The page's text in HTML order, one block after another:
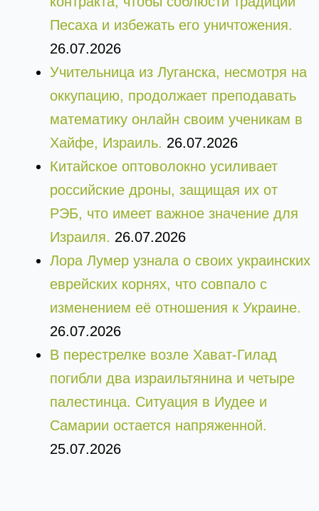
Песаха и избежать его уничтожения.
26.07.2026
Учительница из Луганска, несмотря на
оккупацию, продолжает преподавать
математику онлайн своим ученикам в
Хайфе, Израиль. 26.07.2026
Китайское оптоволокно усиливает
российские дроны, защищая их от
РЭБ, что имеет важное значение для
Израиля. 26.07.2026
Лора Лумер узнала о своих украинских
еврейских корнях, что совпало с
изменением её отношения к Украине.
26.07.2026
В перестрелке возле Хават-Гилад
погибли два израильтянина и четыре
палестинца. Ситуация в Иудее и
Самарии остается напряженной.
25.07.2026